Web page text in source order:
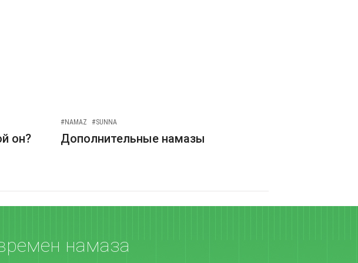
он?
#NAMAZ #SUNNA
Дополнительные намазы
намаза